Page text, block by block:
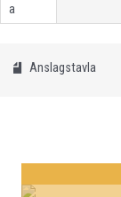
a
Anslagstavla